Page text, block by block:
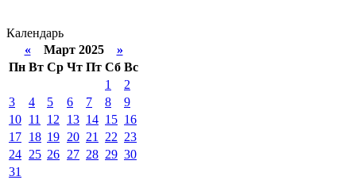
Календарь
«Март 2025 »
Пн Вт Ср Чт Пт Сб Вс
1
2
3
4 5 6 7 8
9
10 11 12 13 14 15 16
17 18 19 20 21 22 23
24 25 26 27 28 29 30
31